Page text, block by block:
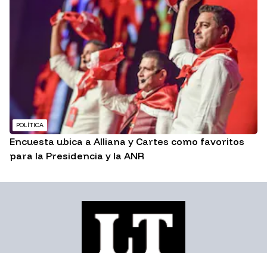
POLÍTICA
Encuesta ubica a Alliana y Cartes como favoritos
para la Presidencia y la ANR